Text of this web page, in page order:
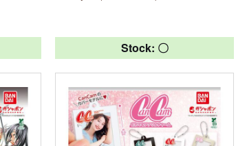
Stock: 〇